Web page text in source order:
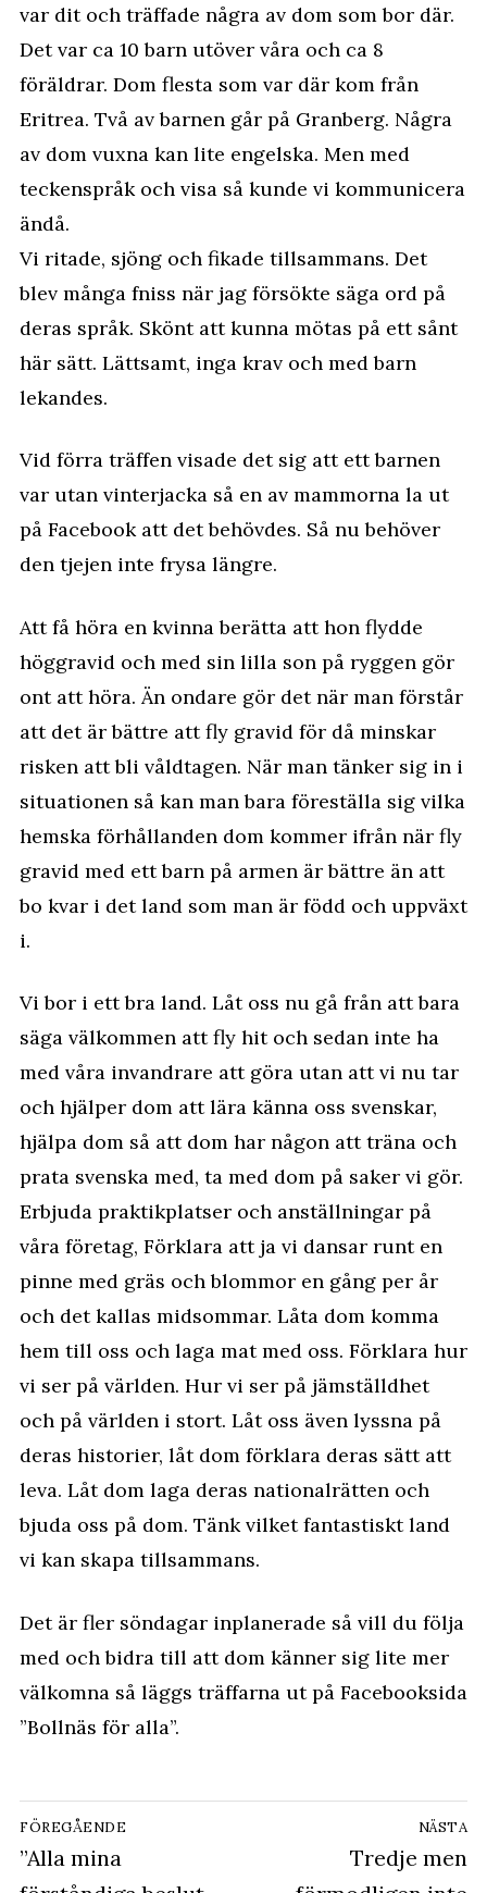
var dit och träffade några av dom som bor där.
Det var ca 10 barn utöver våra och ca 8
föräldrar. Dom flesta som var där kom från
Eritrea. Två av barnen går på Granberg. Några
av dom vuxna kan lite engelska. Men med
teckenspråk och visa så kunde vi kommunicera
ändå.
Vi ritade, sjöng och fikade tillsammans. Det
blev många fniss när jag försökte säga ord på
deras språk. Skönt att kunna mötas på ett sånt
här sätt. Lättsamt, inga krav och med barn
lekandes.
Vid förra träffen visade det sig att ett barnen
var utan vinterjacka så en av mammorna la ut
på Facebook att det behövdes. Så nu behöver
den tjejen inte frysa längre.
Att få höra en kvinna berätta att hon flydde
höggravid och med sin lilla son på ryggen gör
ont att höra. Än ondare gör det när man förstår
att det är bättre att fly gravid för då minskar
risken att bli våldtagen. När man tänker sig in i
situationen så kan man bara föreställa sig vilka
hemska förhållanden dom kommer ifrån när fly
gravid med ett barn på armen är bättre än att
bo kvar i det land som man är född och uppväxt
i.
Vi bor i ett bra land. Låt oss nu gå från att bara
säga välkommen att fly hit och sedan inte ha
med våra invandrare att göra utan att vi nu tar
och hjälper dom att lära känna oss svenskar,
hjälpa dom så att dom har någon att träna och
prata svenska med, ta med dom på saker vi gör.
Erbjuda praktikplatser och anställningar på
våra företag, Förklara att ja vi dansar runt en
pinne med gräs och blommor en gång per år
och det kallas midsommar. Låta dom komma
hem till oss och laga mat med oss. Förklara hur
vi ser på världen. Hur vi ser på jämställdhet
och på världen i stort. Låt oss även lyssna på
deras historier, låt dom förklara deras sätt att
leva. Låt dom laga deras nationalrätten och
bjuda oss på dom. Tänk vilket fantastiskt land
vi kan skapa tillsammans.
Det är fler söndagar inplanerade så vill du följa
med och bidra till att dom känner sig lite mer
välkomna så läggs träffarna ut på Facebooksida
”Bollnäs för alla”.
Inläggsnavigering
FÖREGÅENDE
Föregående
”Alla mina
NÄSTA
Nästa
Tredje men